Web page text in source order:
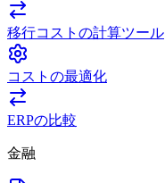
移行コストの計算ツール
コストの最適化
ERPの比較
金融